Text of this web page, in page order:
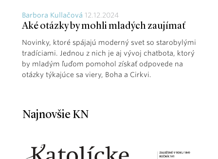
Barbora Kullačová 12.12.2024
Aké otázky by mohli mladých zaujímať
Novinky, ktoré spájajú moderný svet so starobylými
tradíciami. Jednou z nich je aj vývoj chatbota, ktorý
by mladým ľuďom pomohol získať odpovede na
otázky týkajúce sa viery, Boha a Cirkvi.
Najnovšie KN